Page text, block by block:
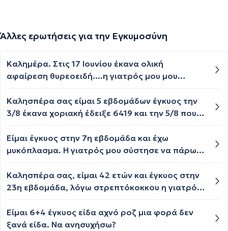
Άλλες ερωτήσεις για την Εγκυμοσύνη
Καλημέρα. Στις 17 Ιουνίου έκανα ολική
αφαίρεση θυρεοειδή....η γιατρός μου μου
ήταν χαμηλό...με αποτέλεσμα να έχω θέμα με
δυσκοιλιότητα...! Στις 27 μου ήρθε περίοδος και
μέρες αργότερα όμως είχα έντονο πόνο στο
στομάχι που με οδήγησε στο νοσοκομείο και
κοιλιάς.....σήμερα έχω 8 μέρες
καθυστέρηση.....στην περίπτωση εγκυμοσύνης
έμβρυο? Ευχαριστώ εκ των προτέρων!
Καλησπέρα σας είμαι 5 εβδομάδων έγκυος την
3/8 έκανα χοριακή έδειξε 6419 και την 5/8 που
η μονάδες και αυτό λίγο με ανησυχεί την
Δευτέρα έχω ραντεβού με τον γυναικολόγο για
ξανακάνω και αύριο μια χοριακή εξέταση;
Είμαι έγκυος στην 7η εβδομάδα και έχω
μυκόπλασμα. Η γιατρός μου σύστησε να πάρω
αποτελεσματική. Δεν υπάρχει άλλη αντιβίωση
που να είναι αποτελεσματική και να
Καλησπέρα σας, είμαι 42 ετών και έγκυος στην
23η εβδομάδα, λόγω στρεπτόκοκκου η γιατρός
είναι ακίνδυνη για το έμβρυο;; Σας ευχαριστώ
πολύ.
Είμαι 6+4 έγκυος είδα αχνό ροζ μια φορά δεν
ξανά είδα. Να ανησυχήσω?